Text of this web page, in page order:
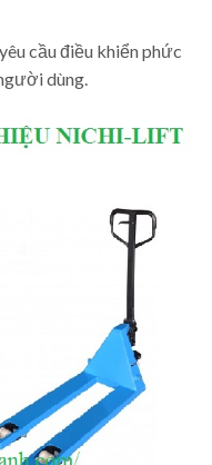
cầu điều khiển phức
dùng.